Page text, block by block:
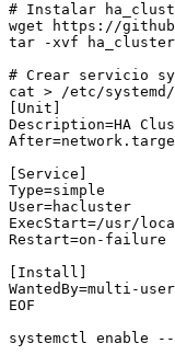
# Instalar
wget https://
tar -xvf
# Crear servicio
cat > /etc/systemd/
[Unit]
Description=HA
[Service]
Type=simple
User=hacluster
ExecStart=/usr/
Restart=on-failure
[Install]
WantedBy=multi-
EOF